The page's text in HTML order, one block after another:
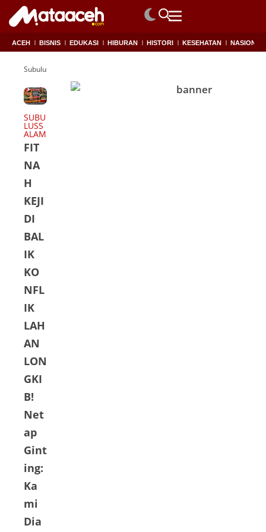
ACEH BISNIS EDUKASI HIBURAN HISTORI KESEHATAN NASIONAL
Subulussalam
SUBU
LUSS
ALAM
FIT
NA
H
KEJI
DI
BAL
IK
KO
NFL
IK
LAH
AN
LON
GKI
B!
Net
ap
Gint
ing:
Ka
mi
Dia